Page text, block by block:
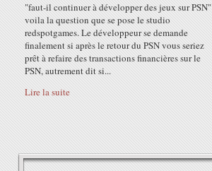
"faut-il continuer à développer des jeux sur PSN"
voila la question que se pose le studio
redspotgames. Le développeur se demande
finalement si après le retour du PSN vous seriez
prêt à refaire des transactions financières sur le
PSN, autrement dit si...
Lire la suite